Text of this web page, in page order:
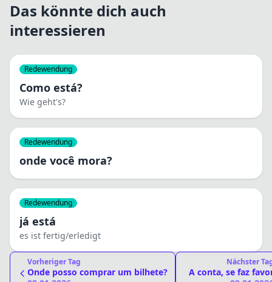
Das könnte dich auch
interessieren
Redewendung
Como está?
Wie geht's?
Redewendung
onde você mora?
Redewendung
já está
es ist fertig/erledigt
Vorheriger Tag
Onde posso comprar um bilhete?
Nächster
A conta, se faz